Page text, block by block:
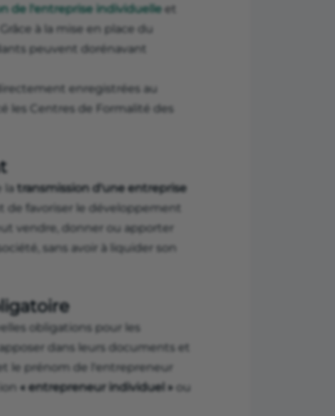
de l'entreprise individuelleet
à la mise en place du
peuvent dorénavant
enregistrées au
les Centres de Formalité des
la transmission d'une entreprise
de favoriser le développement
vendre, donner ou apporter
sans avoir à liquider son
obligations pour les
dans leurs documents et
le prénom de l'entrepreneur
« entrepreneur individuel » ou